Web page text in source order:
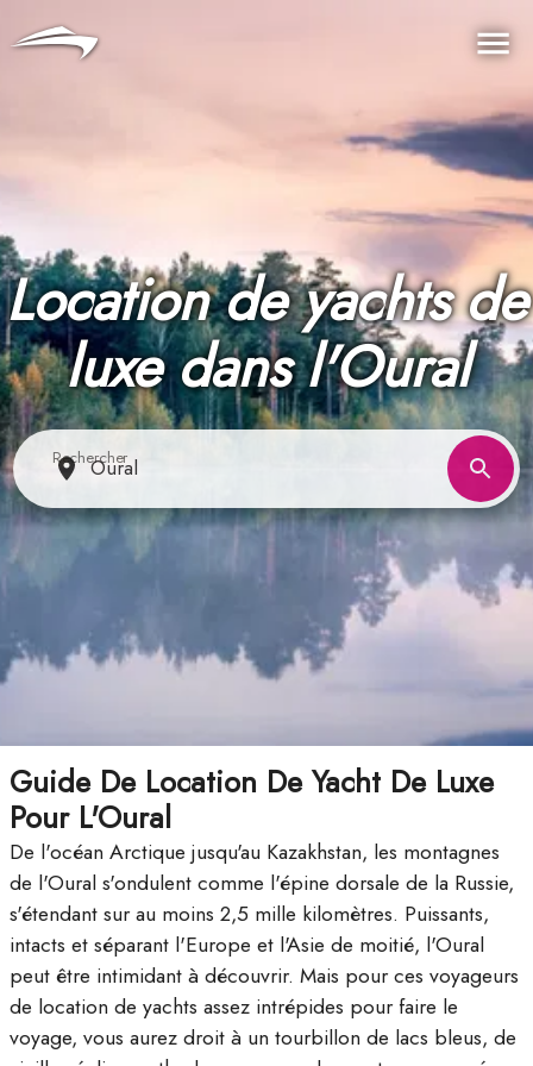
Location de yachts de
luxe dans l'Oural
Rechercher
Guide De Location De Yacht De Luxe
Pour L'Oural
De l'océan Arctique jusqu'au Kazakhstan, les montagnes
de l'Oural s'ondulent comme l'épine dorsale de la Russie,
s'étendant sur au moins 2,5 mille kilomètres. Puissants,
intacts et séparant l'Europe et l'Asie de moitié, l'Oural
peut être intimidant à découvrir. Mais pour ces voyageurs
de location de yachts assez intrépides pour faire le
voyage, vous aurez droit à un tourbillon de lacs bleus, de